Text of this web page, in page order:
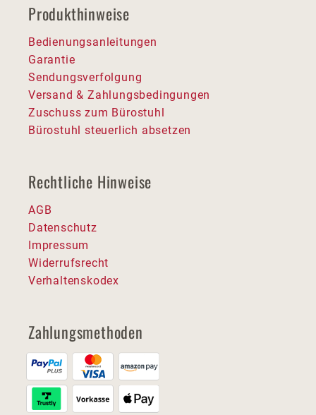
Produkthinweise
Bedienungsanleitungen
Garantie
Sendungsverfolgung
Versand & Zahlungsbedingungen
Zuschuss zum Bürostuhl
Bürostuhl steuerlich absetzen
Rechtliche Hinweise
AGB
Datenschutz
Impressum
Widerrufsrecht
Verhaltenskodex
Zahlungsmethoden